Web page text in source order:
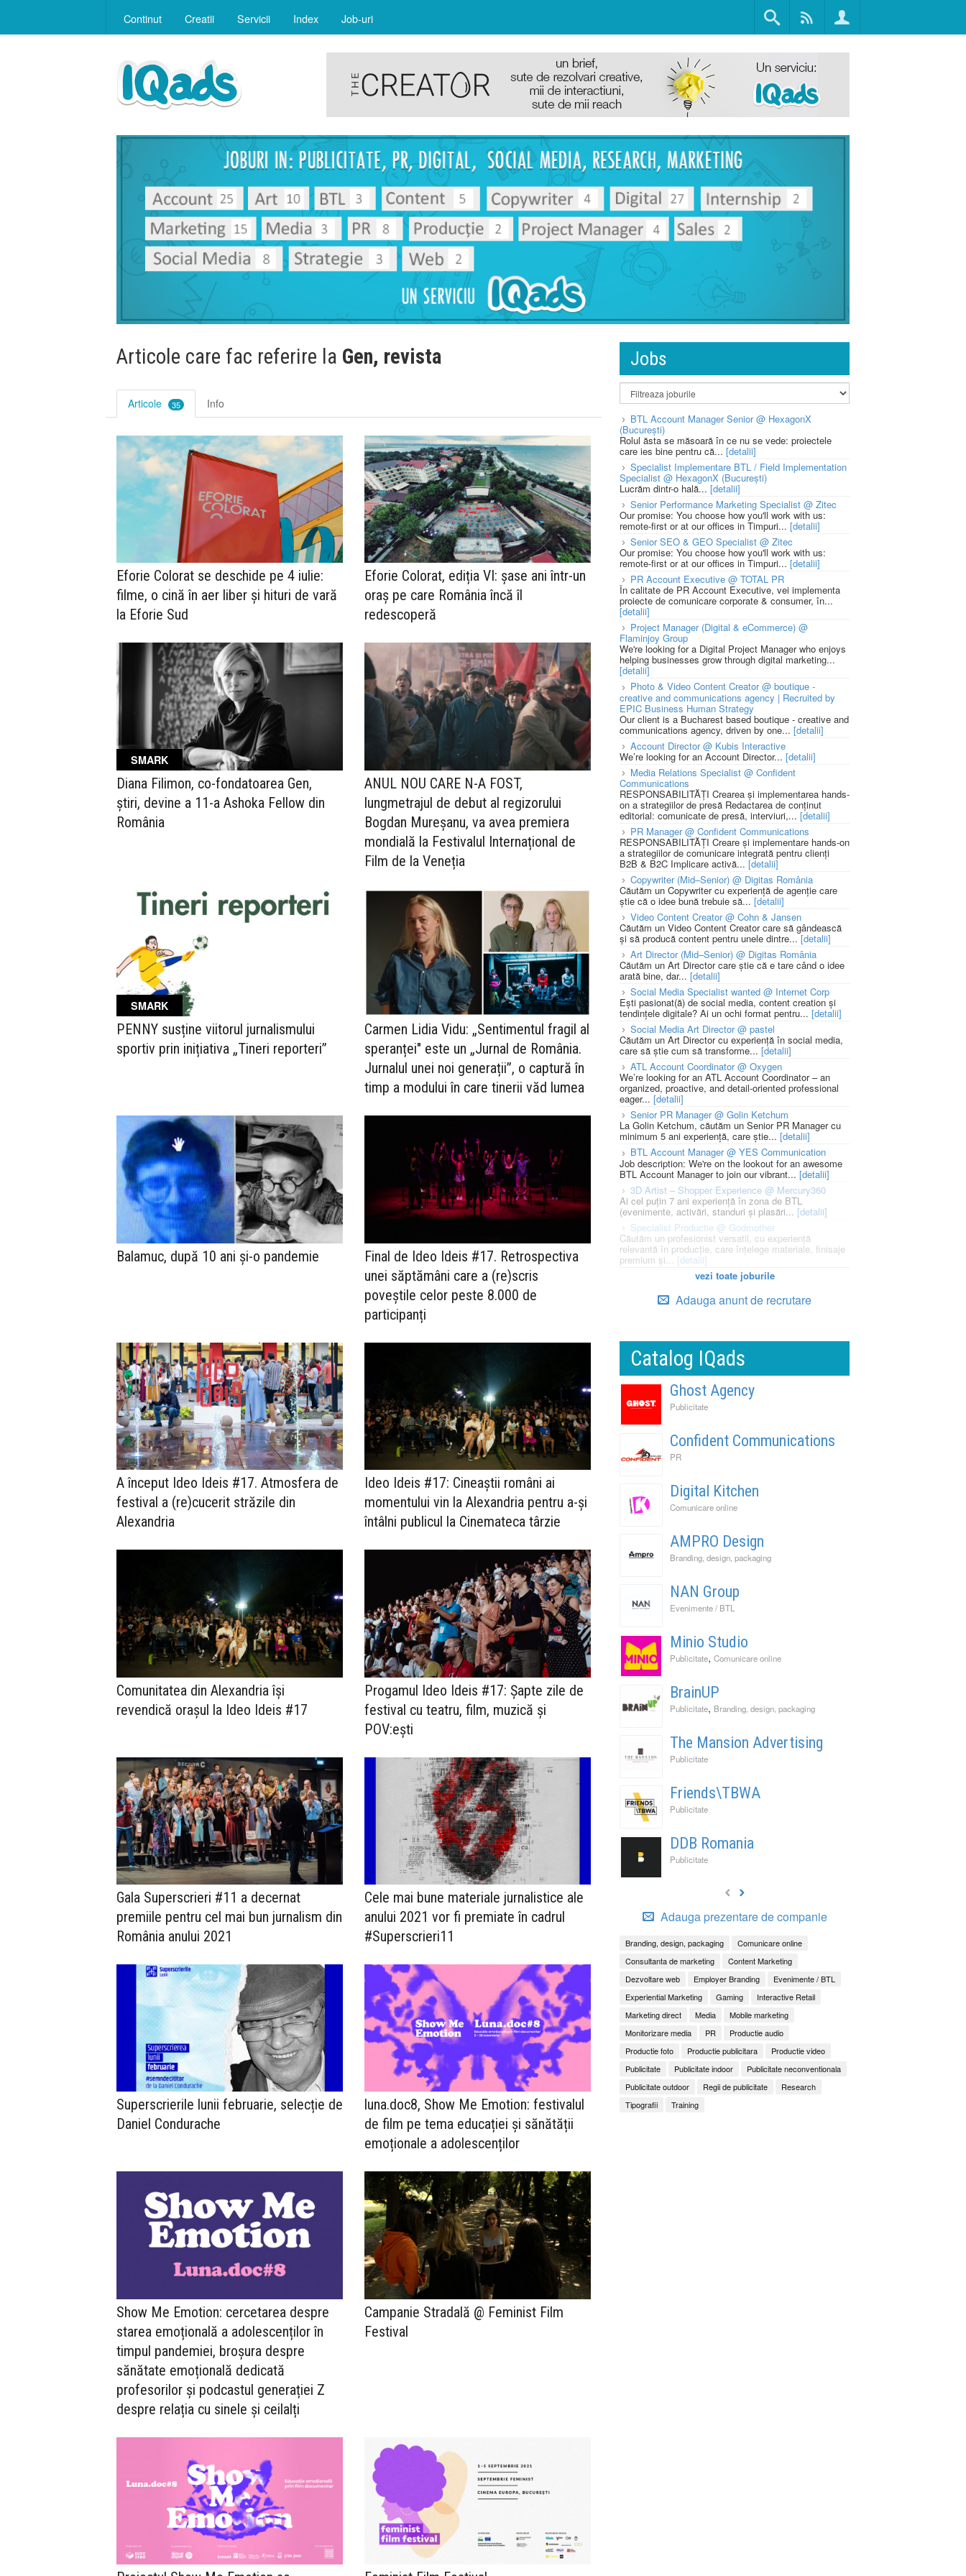
Continut Creatii Servicii Index Job-uri
Articole care fac referire la Gen, revista
Articole 35 Info
Eforie Colorat se deschide pe 4 iulie:
filme, o cină în aer liber și hituri de vară
la Eforie Sud
Eforie Colorat, ediția VI: șase ani într-un
oraș pe care România încă îl
redescoperă
SMARK
Diana Filimon, co-fondatoarea Gen,
știri, devine a 11-a Ashoka Fellow din
România
ANUL NOU CARE N-A FOST,
lungmetrajul de debut al regizorului
Bogdan Mureșanu, va avea premiera
mondială la Festivalul Internațional de
Film de la Veneția
SMARK
PENNY susține viitorul jurnalismului
sportiv prin inițiativa „Tineri reporteri”
Carmen Lidia Vidu: „Sentimentul fragil al
speranței" este un „Jurnal de România.
Jurnalul unei noi generații”, o captură în
timp a modului în care tinerii văd lumea
Balamuc, după 10 ani și-o pandemie
Final de Ideo Ideis #17. Retrospectiva
unei săptămâni care a (re)scris
poveștile celor peste 8.000 de
participanți
A început Ideo Ideis #17. Atmosfera de
festival a (re)cucerit străzile din
Alexandria
Ideo Ideis #17: Cineaștii români ai
momentului vin la Alexandria pentru a-și
întâlni publicul la Cinemateca târzie
Comunitatea din Alexandria își
revendică orașul la Ideo Ideis #17
Progamul Ideo Ideis #17: Șapte zile de
festival cu teatru, film, muzică și
POV:ești
Gala Superscrieri #11 a decernat
premiile pentru cel mai bun jurnalism din
România anului 2021
Cele mai bune materiale jurnalistice ale
anului 2021 vor fi premiate în cadrul
#Superscrieri11
Superscrierile lunii februarie, selecție de
Daniel Condurache
luna.doc8, Show Me Emotion: festivalul
de film pe tema educației și sănătății
emoționale a adolescenților
Show Me Emotion: cercetarea despre
starea emoțională a adolescenților în
timpul pandemiei, broșura despre
sănătate emoțională dedicată
profesorilor și podcastul generației Z
despre relația cu sinele și ceilalți
Campanie Stradală @ Feminist Film
Festival
Jobs
BTL Account Manager Senior @ HexagonX
(București)
Rolul ăsta se măsoară în ce nu se vede: proiectele
care ies bine pentru că... [detalii]
Specialist Implementare BTL / Field Implementation
Specialist @ HexagonX (București)
Lucrăm dintr-o hală... [detalii]
Senior Performance Marketing Specialist @ Zitec
Our promise: You choose how you'll work with us:
remote-first or at our offices in Timpuri... [detalii]
Senior SEO & GEO Specialist @ Zitec
Our promise: You choose how you'll work with us:
remote-first or at our offices in Timpuri... [detalii]
PR Account Executive @ TOTAL PR
În calitate de PR Account Executive, vei implementa
proiecte de comunicare corporate & consumer, în...
[detalii]
Project Manager (Digital & eCommerce) @
Flaminjoy Group
We're looking for a Digital Project Manager who enjoys
helping businesses grow through digital marketing...
[detalii]
Photo & Video Content Creator @ boutique -
creative and communications agency | Recruited by
EPIC Business Human Strategy
Our client is a Bucharest based boutique - creative and
communications agency, driven by one... [detalii]
Account Director @ Kubis Interactive
We’re looking for an Account Director... [detalii]
Media Relations Specialist @ Confident
Communications
RESPONSABILITĂȚI Crearea și implementarea hands-
on a strategiilor de presă Redactarea de conținut
editorial: comunicate de presă, interviuri,... [detalii]
PR Manager @ Confident Communications
RESPONSABILITĂȚI Creare și implementare hands-on
a strategiilor de comunicare integrată pentru clienți
B2B & B2C Implicare activă... [detalii]
Copywriter (Mid–Senior) @ Digitas România
Căutăm un Copywriter cu experiență de agenție care
știe că o idee bună trebuie să... [detalii]
Video Content Creator @ Cohn & Jansen
Căutăm un Video Content Creator care să gândească
și să producă content pentru unele dintre...[detalii]
Art Director (Mid–Senior) @ Digitas România
Căutăm un Art Director care știe că e tare când o idee
arată bine, dar... [detalii]
Social Media Specialist wanted @ Internet Corp
Ești pasionat(ă) de social media, content creation și
tendințele digitale? Ai un ochi format pentru... [detalii]
Social Media Art Director @ pastel
Căutăm un Art Director cu experiență în social media,
care să știe cum să transforme... [detalii]
ATL Account Coordinator @ Oxygen
We’re looking for an ATL Account Coordinator – an
organized, proactive, and detail-oriented professional
eager... [detalii]
Senior PR Manager @ Golin Ketchum
La Golin Ketchum, căutăm un Senior PR Manager cu
minimum 5 ani experiență, care știe... [detalii]
BTL Account Manager @ YES Communication
Job description: We're on the lookout for an awesome
BTL Account Manager to join our vibrant... [detalii]
3D Artist – Shopper Experience @ Mercury360
Ai cel puțin 7 ani experiență în zona de BTL
(evenimente, activări, standuri și plasări... [detalii]
Specialist Productie @ Godmother
Căutăm un profesionist versatil, cu experiență
relevantă în producție, care înțelege materiale, finisaje
premium și... [detalii]
vezi toate joburile
Adauga anunt de recrutare
Catalog IQads
Ghost Agency
Publicitate
Confident Communications
PR
Digital Kitchen
Comunicare online
AMPRO Design
Branding, design, packaging
NAN Group
Evenimente / BTL
Minio Studio
Publicitate, Comunicare online
BrainUP
Publicitate, Branding, design, packaging
The Mansion Advertising
Publicitate
Friends\TBWA
Publicitate
DDB Romania
Publicitate
Adauga prezentare de companie
Branding, design, packaging
Comunicare online
Consultanta de marketing
Content Marketing
Dezvoltare web
Employer Branding
Evenimente / BTL
Experiential Marketing
Gaming
Interactive Retail
Marketing direct
Media
Mobile marketing
Monitorizare media
PR
Productie audio
Productie foto
Productie publicitara
Productie video
Publicitate
Publicitate indoor
Publicitate neconventionala
Publicitate outdoor
Regii de publicitate
Research
Tipografii
Training